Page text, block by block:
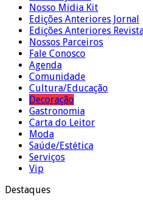
Nosso Midia Kit
Edições Anteriores Jornal
Edições Anteriores
Nossos Parceiros
Fale Conosco
Agenda
Comunidade
Cultura/Educação
Decoração
Gastronomia
Carta do Leitor
Moda
Saúde/Estética
Serviços
Vip
Destaques